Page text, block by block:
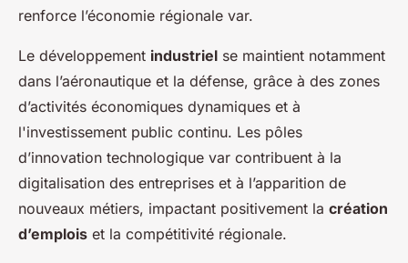
renforce l’économie régionale var.
Le développement industriel se maintient notamment
dans l’aéronautique et la défense, grâce à des zones
d’activités économiques dynamiques et à
l'investissement public continu. Les pôles
d’innovation technologique var contribuent à la
digitalisation des entreprises et à l’apparition de
nouveaux métiers, impactant positivement la création
d’emplois et la compétitivité régionale.